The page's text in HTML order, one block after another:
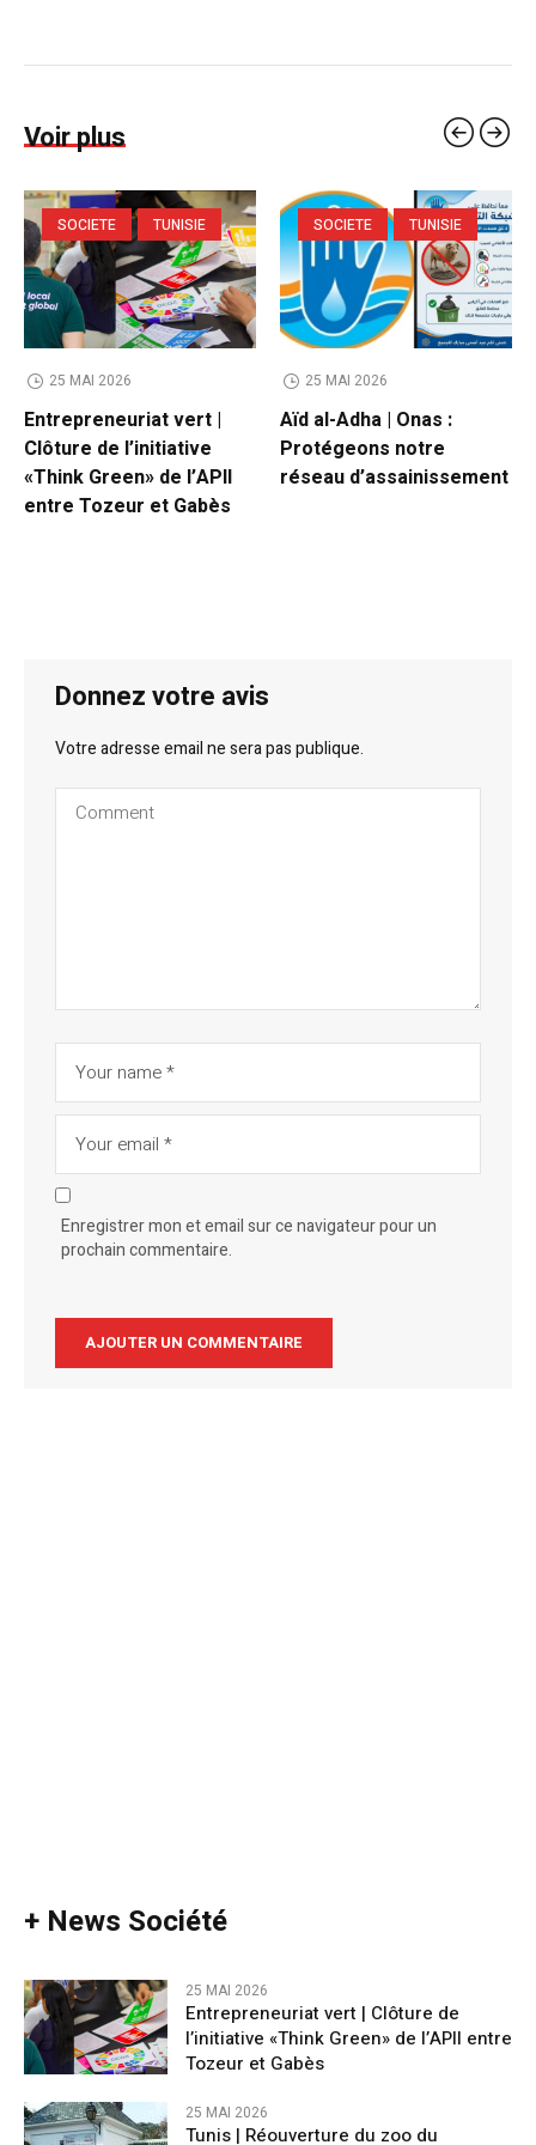
Voir plus
SOCIETE TUNISIE
25 MAI 2026
Entrepreneuriat vert |
Clôture de l’initiative
«Think Green» de l’APII
entre Tozeur et Gabès
SOCIETE TUNISIE
25 MAI 2026
Aïd al-Adha | Onas :
Protégeons notre
réseau d’assainissement
Donnez votre avis
Votre adresse email ne sera pas publique.
Enregistrer mon et email sur ce navigateur pour un
prochain commentaire.
+ News Société
25 MAI 2026
Entrepreneuriat vert | Clôture de
l’initiative «Think Green» de l’APII entre
Tozeur et Gabès
25 MAI 2026
Tunis | Réouverture du zoo du